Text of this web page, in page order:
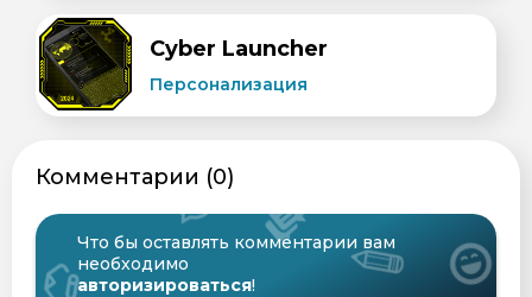
Cyber Launcher
Персонализация
Комментарии (0)
Что бы оставлять комментарии вам
необходимо
авторизироваться!